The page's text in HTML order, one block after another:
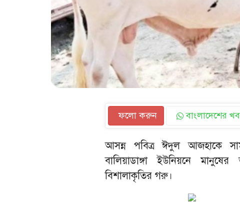
ফলো করুন বাংলাদেশের
আসন্ন পবিত্র ঈদুল আজহাকে
বালিয়াডাঙ্গা ইউনিয়নে
বিশালাকৃতির গরু।